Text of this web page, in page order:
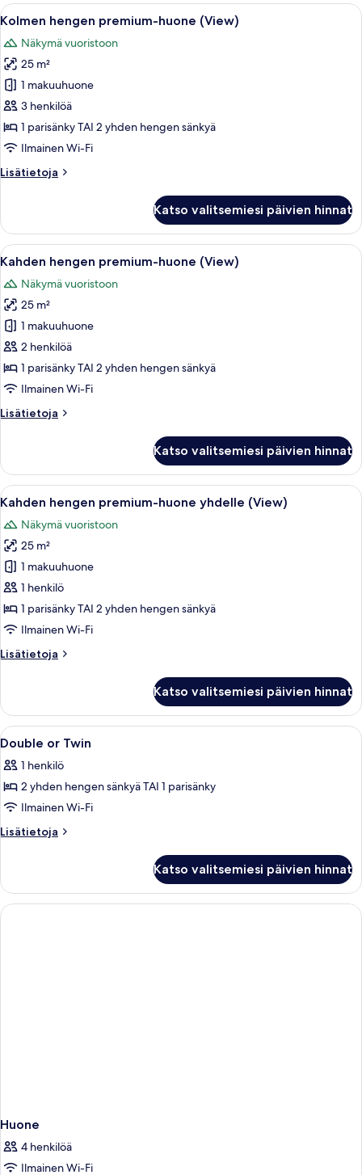
yhdelle
Avaa
kaikki
huonetyypin
Kolmen
hengen
premium-
huone
(View)
Ylelliset vuodevaatteet,
5
Kolmen hengen premium-huone (View)
Näkymä vuoristoon
25 m²
1 makuuhuone
3 henkilöä
1 parisänky TAI 2 yhden hengen sänkyä
Ilmainen Wi-Fi
Lisätietoja
Lisätietoja
premium-
huone
(View)
Katso valitsemiesi päivien hinnat
Avaa
kaikki
huonetyypin
Kahden
hengen
premium-
huone
(View)
Ylelliset vuodevaatteet,
6
Kahden hengen premium-huone (View)
Näkymä vuoristoon
25 m²
1 makuuhuone
2 henkilöä
1 parisänky TAI 2 yhden hengen sänkyä
Ilmainen Wi-Fi
Lisätietoja
Lisätietoja
premium-
huone
(View)
Katso valitsemiesi päivien hinnat
Avaa
kaikki
huonetyypin
Kahden
hengen
premium-
huone
yhdelle
kuvat
Ylelliset vuodevaatteet,
6
Kahden hengen premium-huone yhdelle (View)
Näkymä vuoristoon
25 m²
1 makuuhuone
1 henkilö
1 parisänky TAI 2 yhden hengen sänkyä
Ilmainen Wi-Fi
Lisätietoja
Lisätietoja
premium-
huone
yhdelle
Katso valitsemiesi päivien hinnat
Avaa
kaikki
huonetyypin
Double
or
Twin
Moderni hotellihuone, jossa on suuri
4
Double or Twin
1 henkilö
2 yhden hengen sänkyä TAI 1 parisänky
Ilmainen Wi-Fi
Lisätietoja
Lisätietoja
Twin
Katso valitsemiesi päivien hinnat
Huone
4 henkilöä
Ilmainen Wi-Fi